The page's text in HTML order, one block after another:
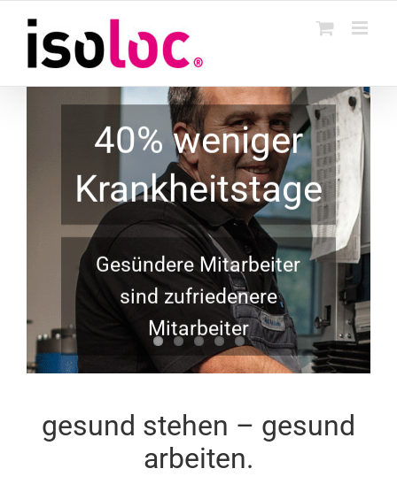
content
40% weniger
Krankheitstage
Gesündere Mitarbeiter
sind zufriedenere
Mitarbeiter
gesund stehen – gesund
arbeiten.